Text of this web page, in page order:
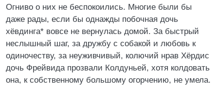
Огниво о них не беспокоились. Многие были бы
даже рады, если бы однажды побочная дочь
хёвдинга* вовсе не вернулась домой. За быстрый
неслышный шаг, за дружбу с собакой и любовь к
одиночеству, за неуживчивый, колючий нрав Хёрдис
дочь Фрейвида прозвали Колдуньей, хотя колдовать
она, к собственному большому огорчению, не умела.